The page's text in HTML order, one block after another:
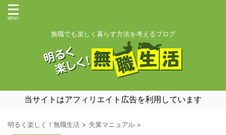
無職でも楽しく暮らす方法を考えるブログ
当サイトはアフィリエイト広告を利用しています
明るく楽しく！無職生活 > 失業マニュアル >